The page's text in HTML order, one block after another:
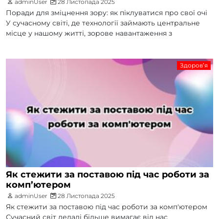
adminUser 28 Листопада 2025
Поради для зміцнення зору: як піклуватися про свої очі
У сучасному світі, де технології займають центральне
місце у нашому житті, зорове навантаження з
Здоров’я
Як стежити за поставою під час роботи за
комп’ютером
adminUser 28 Листопада 2025
Як стежити за поставою під час роботи за комп'ютером
Сучасний світ дедалі більше вимагає від нас